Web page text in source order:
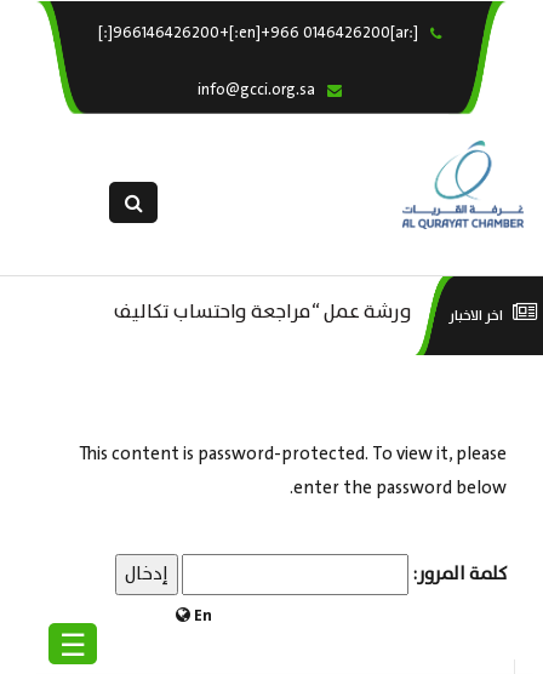
[:ar]966146426200+[:en]+966 0146426200[:]
En
☰
×
خدماتنا
التقديم الالكترونى
اخر الاخبار..
ورشة عمل “مراجعة واحتساب تكاليف
This content is password-protected. To view it, please
enter the password below.
كلمة المرور: